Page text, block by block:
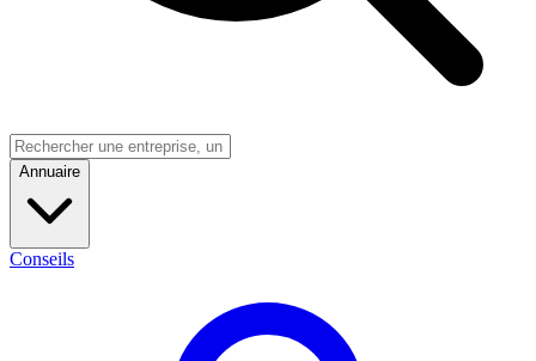
Annuaire
Conseils